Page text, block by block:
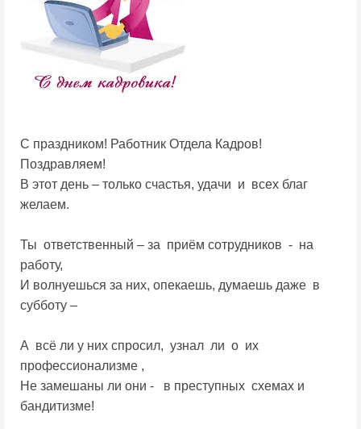
С праздником! Работник Отдела Кадров!
Поздравляем!
В этот день – только счастья, удачи и всех благ
желаем.
Ты ответственный – за приём сотрудников - на
работу,
И волнуешься за них, опекаешь, думаешь даже в
субботу –
А всё ли у них спросил, узнал ли о их
профессионализме ,
Не замешаны ли они - в преступных схемах и
бандитизме!